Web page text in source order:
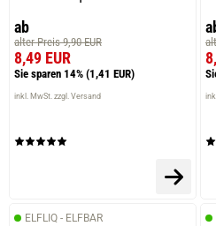
23.12.2024 — via
verifizierter Onlinekauf.
ab
alter Preis 9,90 EUR
8,49 EUR
Sie sparen 14% (1,41 EUR)
inkl. MwSt. zzgl. Versand
ELFLIQ - ELFBAR